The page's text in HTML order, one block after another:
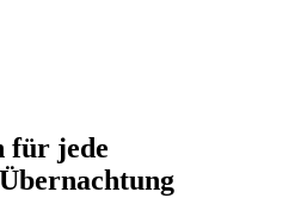
für jede